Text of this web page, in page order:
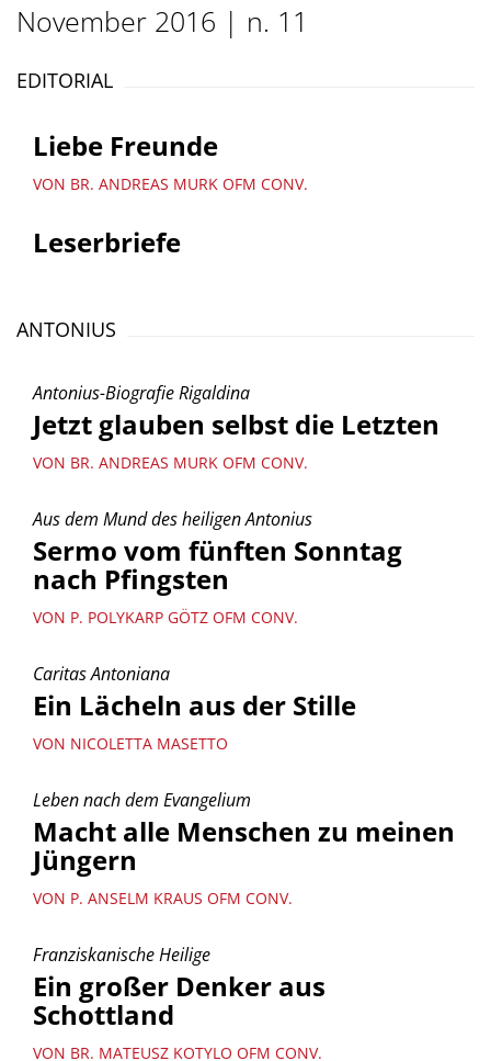
November 2016 | n. 11
EDITORIAL
Liebe Freunde
VON BR. ANDREAS MURK OFM CONV.
Leserbriefe
ANTONIUS
Antonius-Biografie Rigaldina
Jetzt glauben selbst die Letzten
VON BR. ANDREAS MURK OFM CONV.
Aus dem Mund des heiligen Antonius
Sermo vom fünften Sonntag
nach Pfingsten
VON P. POLYKARP GÖTZ OFM CONV.
Caritas Antoniana
Ein Lächeln aus der Stille
VON NICOLETTA MASETTO
Leben nach dem Evangelium
Macht alle Menschen zu meinen
Jüngern
VON P. ANSELM KRAUS OFM CONV.
Franziskanische Heilige
Ein großer Denker aus
Schottland
VON BR. MATEUSZ KOTYLO OFM CONV.